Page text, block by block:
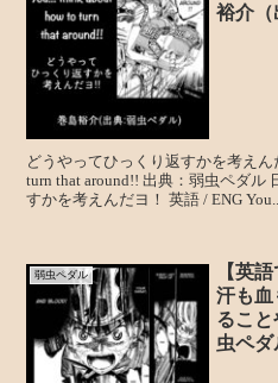
裕介（
どうやってひっくり返すかを考えん
turn that around!! 出典：弱虫ペダル
すかを考えんだヨ！ 英語 / ENG
弱虫ペダル
【英
汗も血
るこ
虫ペダ